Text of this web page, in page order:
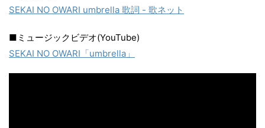
SEKAI NO OWARI umbrella 歌詞 - 歌ネット
■ミュージックビデオ(YouTube)
SEKAI NO OWARI「umbrella」